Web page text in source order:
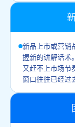
新品上市或营销
握新的讲解话术
又赶不上市场节
窗口往往已经过